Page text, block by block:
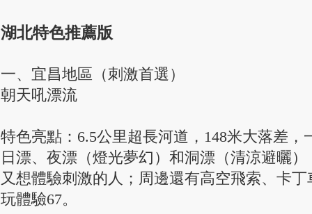
湖北特色推薦版
一、宜昌地區（刺激首選）
朝天吼漂流
特色亮點：6.5公里超長河道，148米大落差，
日漂、夜漂（燈光夢幻）和洞漂（清涼避曬
又想體驗刺激的人；周邊還有高空飛索、卡
玩體驗67。